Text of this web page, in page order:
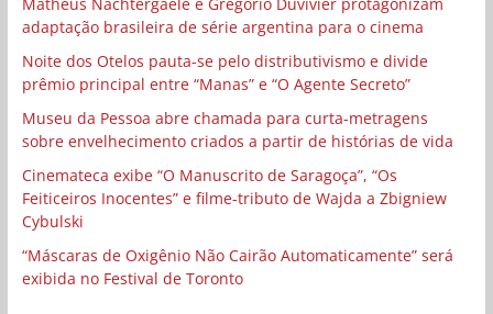
adaptação brasileira de série argentina para o cinema
Noite dos Otelos pauta-se pelo distributivismo e divide
prêmio principal entre “Manas” e “O Agente Secreto”
Museu da Pessoa abre chamada para curta-metragens
sobre envelhecimento criados a partir de histórias de vida
Cinemateca exibe “O Manuscrito de Saragoça”, “Os
Feiticeiros Inocentes” e filme-tributo de Wajda a Zbigniew
Cybulski
“Máscaras de Oxigênio Não Cairão Automaticamente” será
exibida no Festival de Toronto